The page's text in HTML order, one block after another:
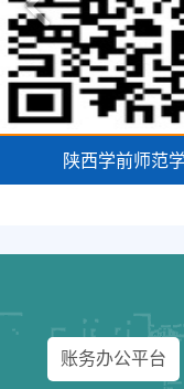
陕西学前师范
账务办公平台